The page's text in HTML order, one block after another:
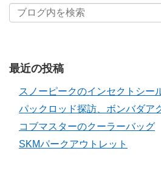
最近の投稿
スノーピークのインセクトシー
パックロッド探訪、ボンバダア
コブマスターのクーラーバッグ
SKMパークアウトレット